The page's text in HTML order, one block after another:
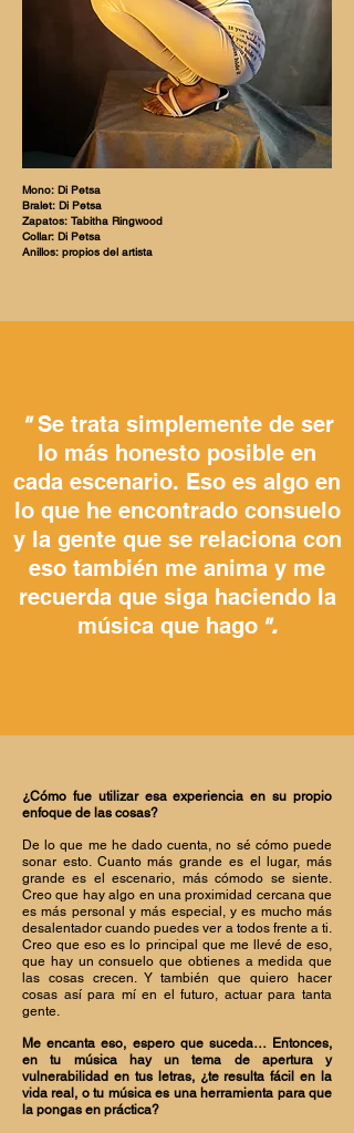
Mono: Di Petsa
Bralet: Di Petsa
Zapatos: Tabitha Ringwood
Collar: Di Petsa
Anillos: propios del artista
" Se trata simplemente de ser
lo más honesto posible en
cada escenario. Eso es algo en
lo que he encontrado consuelo
y la gente que se relaciona con
eso también me anima y me
recuerda que siga haciendo la
música que hago ".
¿Cómo fue utilizar esa experiencia en su propio
enfoque de las cosas?
De lo que me he dado cuenta, no sé cómo puede
sonar esto. Cuanto más grande es el lugar, más
grande es el escenario, más cómodo se siente.
Creo que hay algo en una proximidad cercana que
es más personal y más especial, y es mucho más
desalentador cuando puedes ver a todos frente a ti.
Creo que eso es lo principal que me llevé de eso,
que hay un consuelo que obtienes a medida que
las cosas crecen. Y también que quiero hacer
cosas así para mí en el futuro, actuar para tanta
gente.
Me encanta eso, espero que suceda… Entonces,
en tu música hay un tema de apertura y
vulnerabilidad en tus letras, ¿te resulta fácil en la
vida real, o tu música es una herramienta para que
la pongas en práctica?